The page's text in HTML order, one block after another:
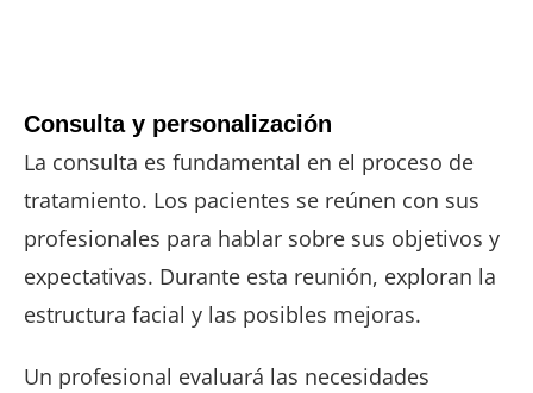
Consulta y personalización
La consulta es fundamental en el proceso de
tratamiento. Los pacientes se reúnen con sus
profesionales para hablar sobre sus objetivos y
expectativas. Durante esta reunión, exploran la
estructura facial y las posibles mejoras.
Un profesional evaluará las necesidades